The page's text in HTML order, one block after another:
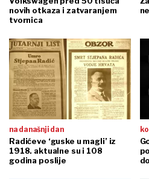
novih otkaza i zatvaranjem
tvornica
na današnji dan
Radićeve ‘guske u magli’ iz
1918. aktualne su i 108
godina poslije